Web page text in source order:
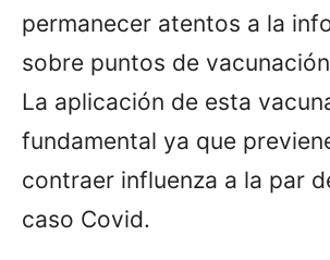
permanecer atentos a la
sobre puntos de
La aplicación de esta
fundamental ya que
contraer influenza a la par
caso Covid.